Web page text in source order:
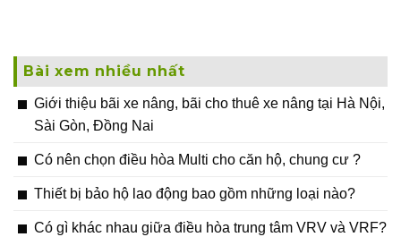
Bài xem nhiều nhất
Giới thiệu bãi xe nâng, bãi cho thuê xe nâng tại Hà Nội,
Sài Gòn, Đồng Nai
Có nên chọn điều hòa Multi cho căn hộ, chung cư ?
Thiết bị bảo hộ lao động bao gồm những loại nào?
Có gì khác nhau giữa điều hòa trung tâm VRV và VRF?